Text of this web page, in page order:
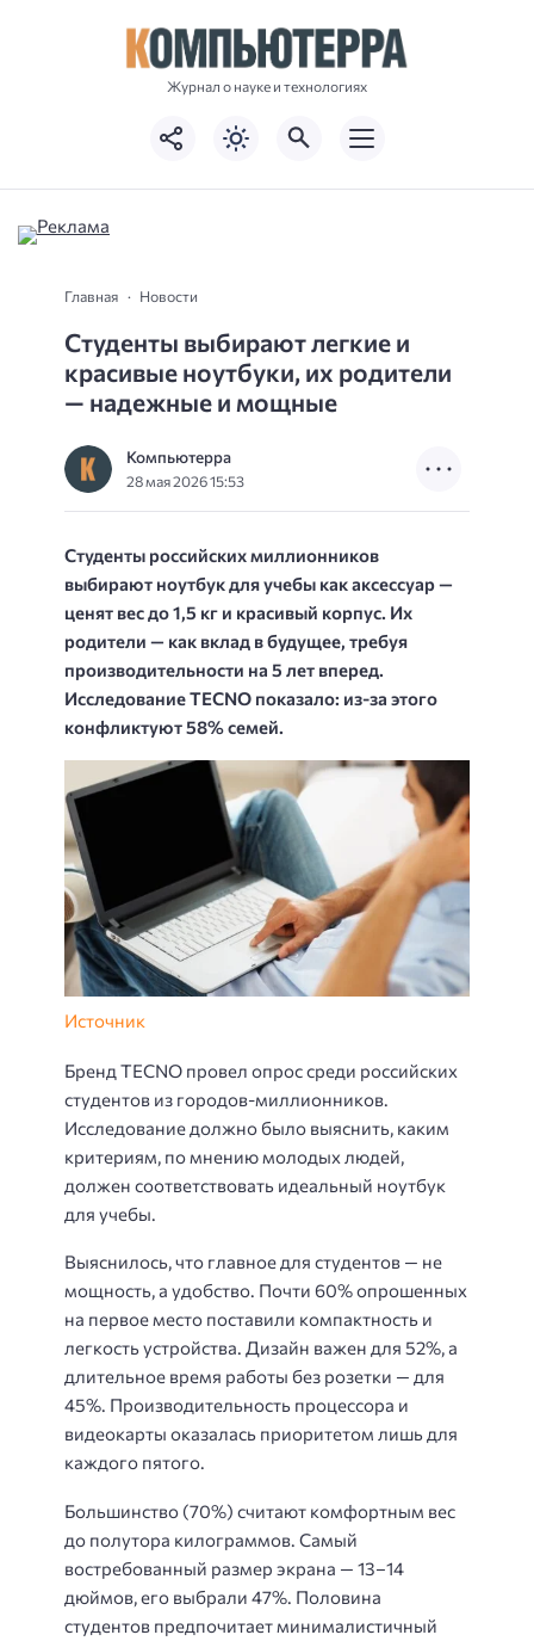
Журнал о науке и технологиях
Главная Новости
Студенты выбирают легкие и
красивые ноутбуки, их родители
— надежные и мощные
Компьютерра
28 мая 2026 15:53
Студенты российских миллионников
выбирают ноутбук для учебы как аксессуар —
ценят вес до 1,5 кг и красивый корпус. Их
родители — как вклад в будущее, требуя
производительности на 5 лет вперед.
Исследование TECNO показало: из-за этого
конфликтуют 58% семей.
Источник
Бренд TECNO провел опрос среди российских
студентов из городов-миллионников.
Исследование должно было выяснить, каким
критериям, по мнению молодых людей,
должен соответствовать идеальный ноутбук
для учебы.
Выяснилось, что главное для студентов — не
мощность, а удобство. Почти 60% опрошенных
на первое место поставили компактность и
легкость устройства. Дизайн важен для 52%, а
длительное время работы без розетки — для
45%. Производительность процессора и
видеокарты оказалась приоритетом лишь для
каждого пятого.
Большинство (70%) считают комфортным вес
до полутора килограммов. Самый
востребованный размер экрана — 13–14
дюймов, его выбрали 47%. Половина
студентов предпочитает минималистичный